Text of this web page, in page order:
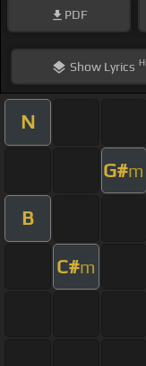
PDF
ShowLyrics
N
G#m
B
C#m